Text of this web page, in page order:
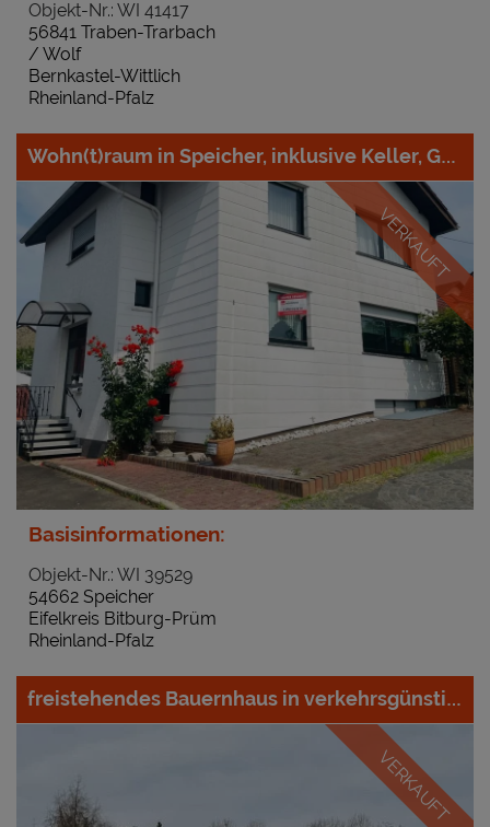
Objekt-Nr.: WI 41417
56841 Traben-Trarbach
/ Wolf
Bernkastel-Wittlich
Rheinland-Pfalz
Wohn(t)raum in Speicher, inklusive Keller, Garage, Garten und Wintergarten
VERKAUFT
Basisinformationen:
Objekt-Nr.: WI 39529
54662 Speicher
Eifelkreis Bitburg-Prüm
Rheinland-Pfalz
freistehendes Bauernhaus in verkehrsgünstiger Lage
VERKAUFT